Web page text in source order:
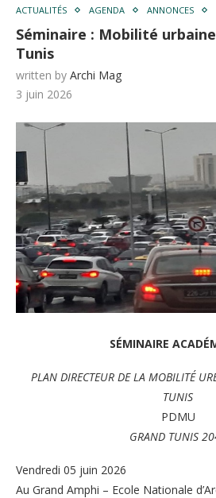
ACTUALITÉS AGENDA ANNONCES
Séminaire : Mobilité
Tunis
written by Archi Mag
3 juin 2026
SÉMINAIRE
PLAN DIRECTEUR DE LA MOBILITÉ
TUNIS
PDMU
GRAND TUNIS
Vendredi 05 juin 2026
Au Grand Amphi – Ecole Nationale